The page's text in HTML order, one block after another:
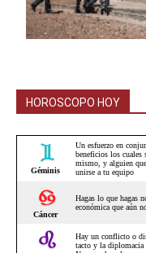
HOROSCOPO HOY